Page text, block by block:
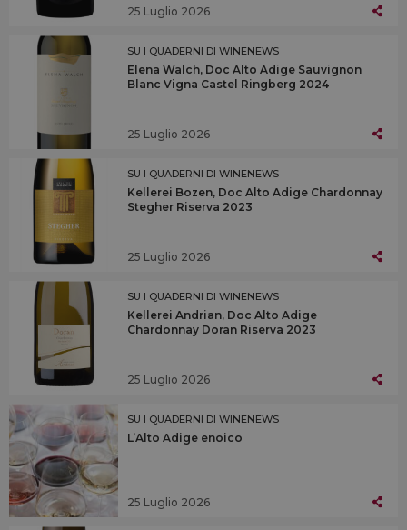
25 Luglio 2026
SU I QUADERNI DI WINENEWS
Elena Walch, Doc Alto Adige Sauvignon
Blanc Vigna Castel Ringberg 2024
25 Luglio 2026
SU I QUADERNI DI WINENEWS
Kellerei Bozen, Doc Alto Adige Chardonnay
Stegher Riserva 2023
25 Luglio 2026
SU I QUADERNI DI WINENEWS
Kellerei Andrian, Doc Alto Adige
Chardonnay Doran Riserva 2023
25 Luglio 2026
SU I QUADERNI DI WINENEWS
L’Alto Adige enoico
25 Luglio 2026